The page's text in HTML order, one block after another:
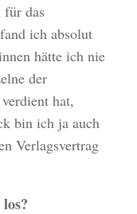
für das
ich absolut
hätte ich nie
der
hat,
bin ich ja auch
Verlagsvertrag